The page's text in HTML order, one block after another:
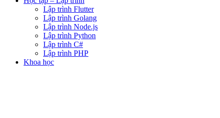
Lập trình Flutter
Lập trình Golang
Lập trình Node.js
Lập trình Python
Lập trình C#
Lập trình PHP
Khoa học